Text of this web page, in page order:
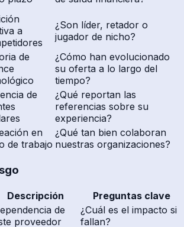
a
¿Son líder, retador o
jugador de nicho?
de
¿Cómo han evolucionado
su oferta a lo largo del
tiempo?
de
¿Qué reportan las
referencias sobre su
experiencia?
en
de trabajo
¿Qué tan bien colaboran
nuestras organizaciones?
Descripción
Preguntas clave
de
proveedor
¿Cuál es el impacto si
fallan?